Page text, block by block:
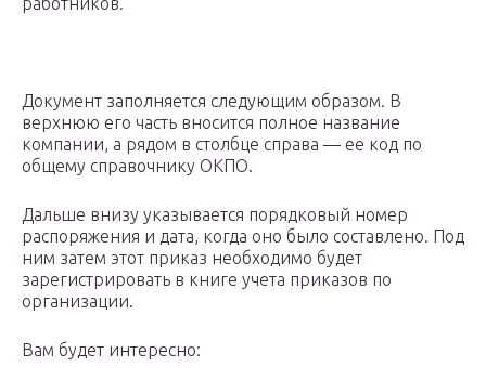
Документ заполняется следующим образом. В
верхнюю его часть вносится полное название
компании, а рядом в столбце справа — ее код по
общему справочнику ОКПО.
Дальше внизу указывается порядковый номер
распоряжения и дата, когда оно было составлено. Под
ним затем этот приказ необходимо будет
зарегистрировать в книге учета приказов по
организации.
Вам будет интересно: